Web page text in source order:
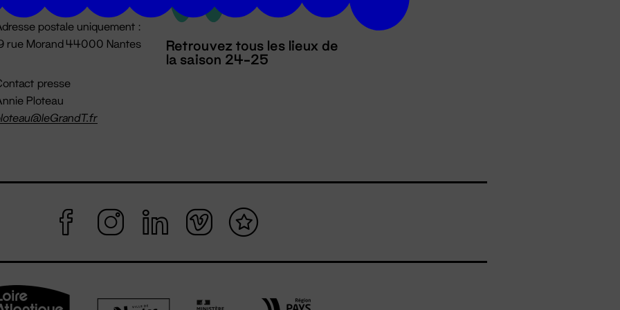
postale uniquement :
rue Morand 44000 Nantes
presse
Ploteau
Retrouvez tous les lieux de
la saison 24-25